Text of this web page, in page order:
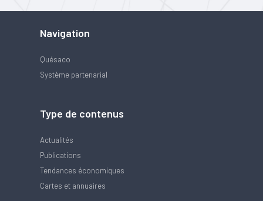
Navigation
Quésaco
Système partenarial
Type de contenus
Actualités
Publications
Tendances économiques
Cartes et annuaires